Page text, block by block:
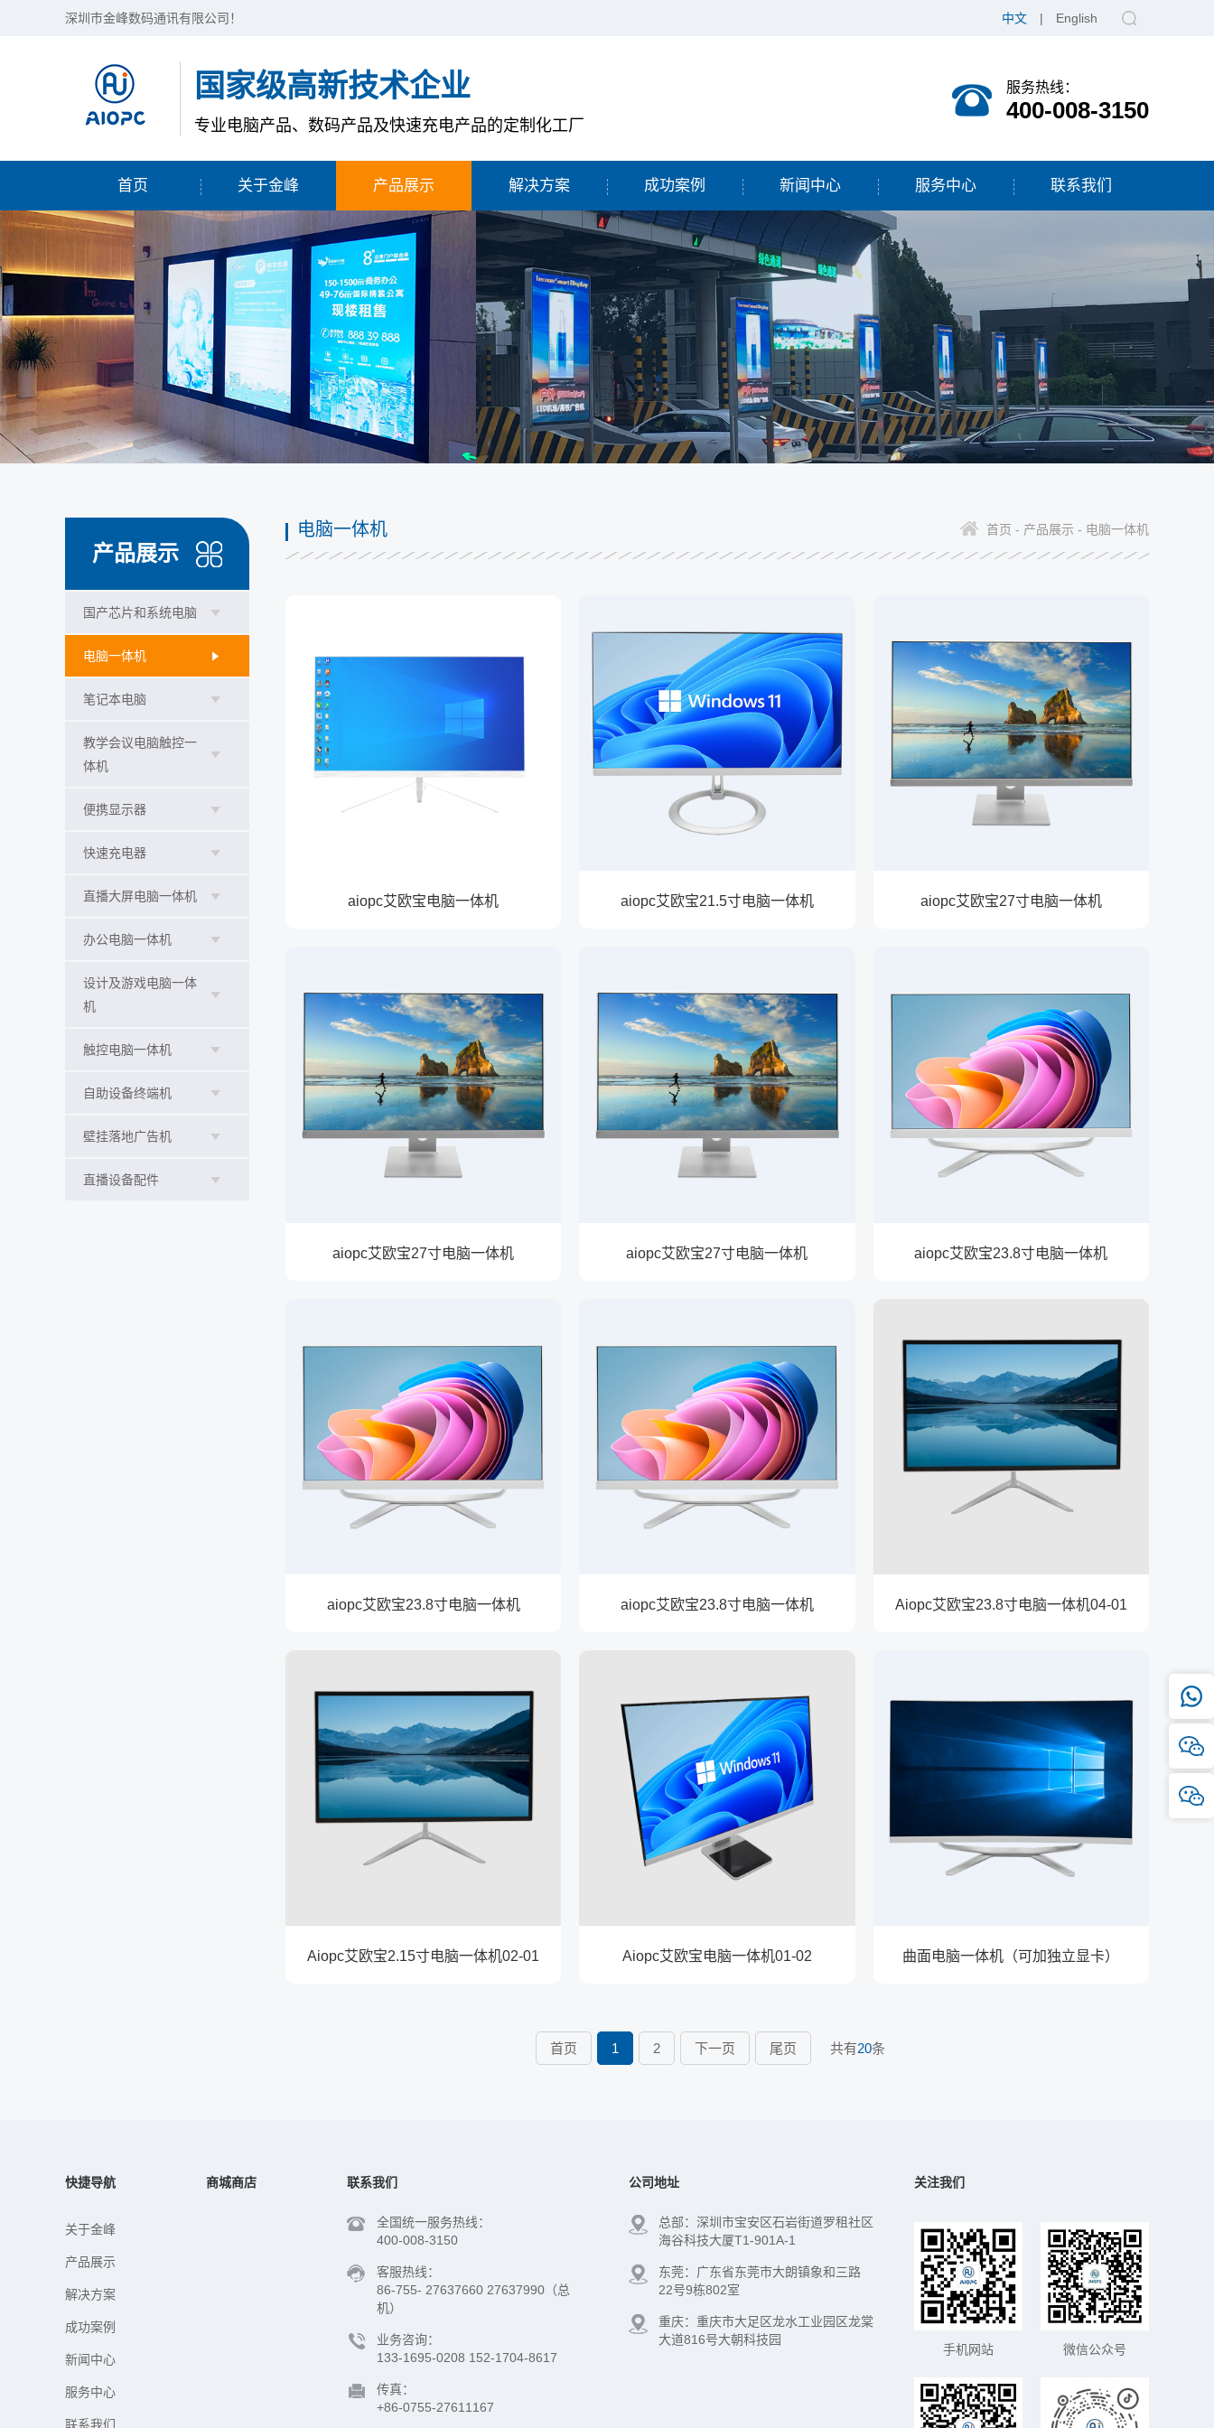
深圳市金峰数码通讯有限公司！ 中文 | English
国家级高新技术企业
专业电脑产品、数码产品及快速充电产品的定制化工厂
服务热线：
400-008-3150
首页 关于金峰 产品展示 解决方案 成功案例 新闻中心 服务中心 联系我们
产品展示
国产芯片和系统电脑
电脑一体机
笔记本电脑
教学会议电脑触控一
体机
便携显示器
快速充电器
直播大屏电脑一体机
办公电脑一体机
设计及游戏电脑一体
机
触控电脑一体机
自助设备终端机
壁挂落地广告机
直播设备配件
电脑一体机 首页 - 产品展示 - 电脑一体机
aiopc艾欧宝电脑一体机 aiopc艾欧宝21.5寸电脑一体机 aiopc艾欧宝27寸电脑一体机
aiopc艾欧宝27寸电脑一体机 aiopc艾欧宝27寸电脑一体机 aiopc艾欧宝23.8寸电脑一体机
aiopc艾欧宝23.8寸电脑一体机 aiopc艾欧宝23.8寸电脑一体机 Aiopc艾欧宝23.8寸电脑一体机04-01
Aiopc艾欧宝2.15寸电脑一体机02-01 Aiopc艾欧宝电脑一体机01-02 曲面电脑一体机（可加独立显卡）
首页 1 2 下一页 尾页 共有20条
快捷导航
关于金峰
产品展示
解决方案
成功案例
新闻中心
服务中心
联系我们
商城商店 联系我们
全国统一服务热线：
400-008-3150
客服热线：
86-755- 27637660 27637990（总
机）
业务咨询：
133-1695-0208 152-1704-8617
传真：
+86-0755-27611167
公司地址
总部：深圳市宝安区石岩街道罗租社区
海谷科技大厦T1-901A-1
东莞：广东省东莞市大朗镇象和三路
22号9栋802室
重庆：重庆市大足区龙水工业园区龙棠
大道816号大朝科技园
关注我们
手机网站 微信公众号